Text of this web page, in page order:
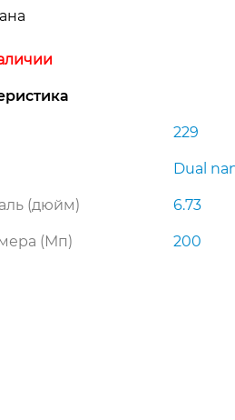
229
Dual
(дюйм) 6.73
(Мп) 200